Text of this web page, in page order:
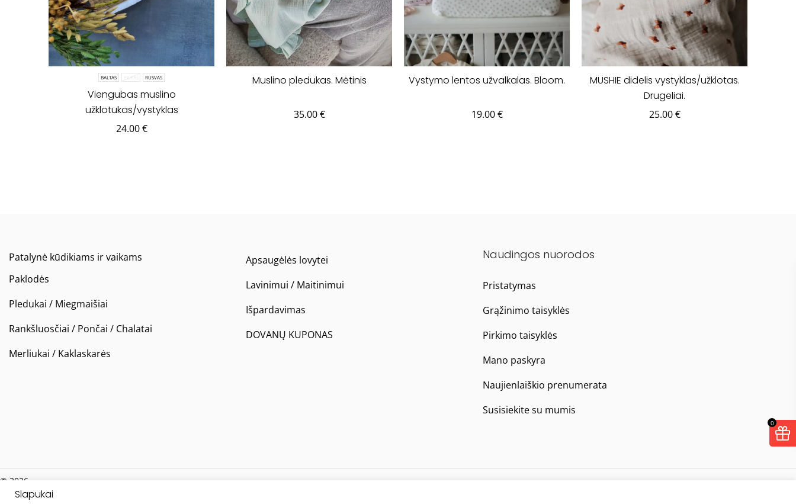
BALTAS PILKAS RUSVAS
Viengubas muslino
užklotukas/vystyklas
24.00€
Muslino pledukas. Mėtinis
35.00€
Vystymo lentos užvalkalas. Bloom.
19.00€
MUSHIE didelis vystyklas/užklotas.
Drugeliai.
25.00€
Patalynė kūdikiams ir vaikams
Paklodės
Pledukai / Miegmaišiai
Rankšluosčiai / Pončai / Chalatai
Merliukai / Kaklaskarės
Apsaugėlės lovytei
Lavinimui / Maitinimui
Išpardavimas
DOVANŲ KUPONAS
Naudingos nuorodos
Pristatymas
Grąžinimo taisyklės
Pirkimo taisyklės
Mano paskyra
Naujienlaiškio prenumerata
Susisiekite su mumis
© 2026
Slapukai
0